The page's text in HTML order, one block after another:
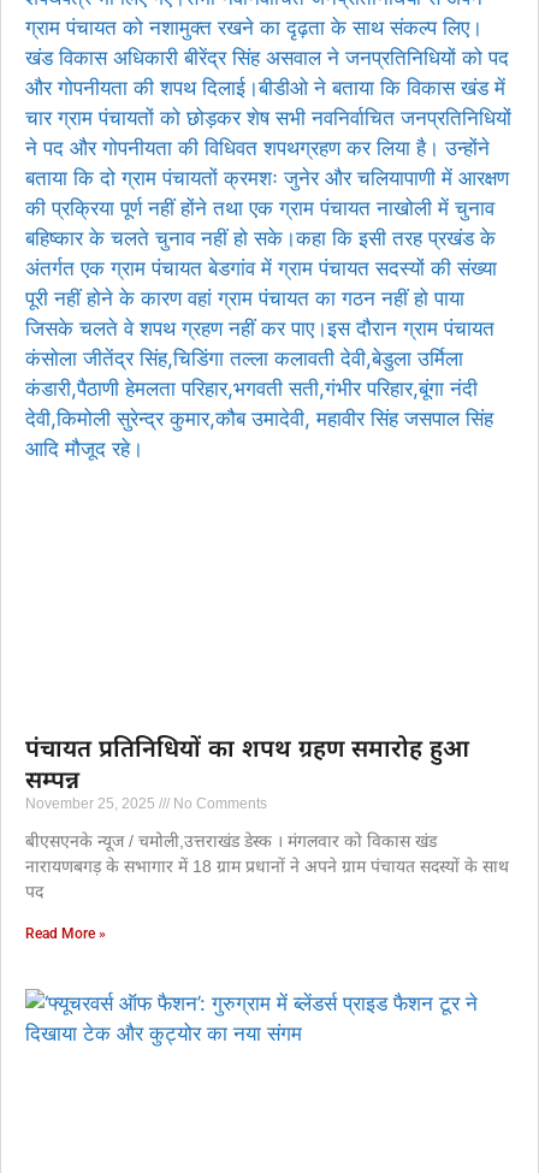
पंचायत प्रतिनिधियों का शपथ ग्रहण समारोह हुआ
सम्पन्न
November 25, 2025 No Comments
बीएसएनके न्यूज / चमोली,उत्तराखंड डेस्क । मंगलवार को विकास खंड
नारायणबगड़ के सभागार में 18 ग्राम प्रधानों ने अपने ग्राम पंचायत सदस्यों के साथ
पद
Read More »